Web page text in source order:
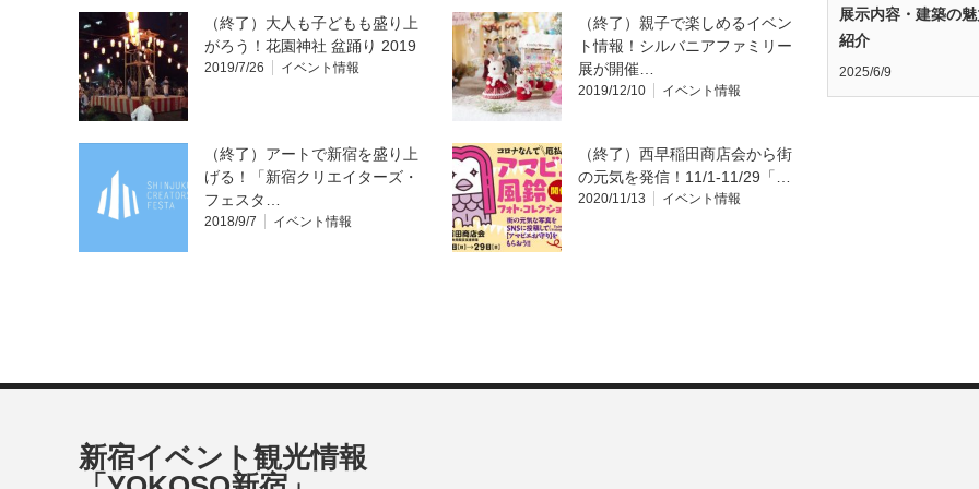
（終了）大人も子どもも盛り上
がろう！花園神社 盆踊り 2019
2019/7/26 イベント情報
（終了）親子で楽しめるイベン
ト情報！シルバニアファミリー
展が開催…
2019/12/10 イベント情報
（終了）アートで新宿を盛り上
げる！「新宿クリエイターズ・
フェスタ…
2018/9/7 イベント情報
（終了）西早稲田商店会から街
の元気を発信！11/1-11/29「…
2020/11/13 イベント情報
展示内容・建築の
紹介
2025/6/9
新宿イベント観光情報